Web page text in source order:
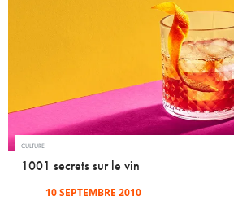
CULTURE
1001 secrets sur le vin
10 SEPTEMBRE 2010